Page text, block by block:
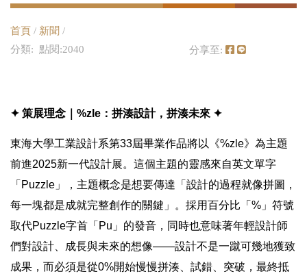
首頁 / 新聞 /
分類: 點閱:2040
分享至:
✦ 策展理念｜%zle：拼湊設計，拼湊未來 ✦
東海大學工業設計系第33屆畢業作品將以《%zle》為主題
前進2025新一代設計展。這個主題的靈感來自英文單字
「Puzzle」，主題概念是想要傳達「設計的過程就像拼圖，
每一塊都是成就完整創作的關鍵」。採用百分比「%」符號
取代Puzzle字首「Pu」的發音，同時也意味著年輕設計師
們對設計、成長與未來的想像——設計不是一蹴可幾地獲致
成果，而必須是從0%開始慢慢拼湊、試錯、突破，最終抵